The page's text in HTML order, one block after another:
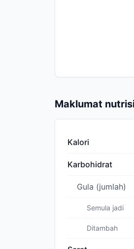
Maklumat
Kalori
Karbohidrat
Gula (jumlah)
Semula jadi
Ditambah